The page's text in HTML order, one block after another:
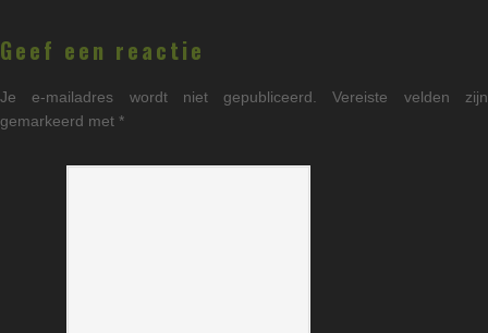
Geef een reactie
Je e-mailadres wordt niet gepubliceerd.
Vereiste velden zijn
gemarkeerd met *